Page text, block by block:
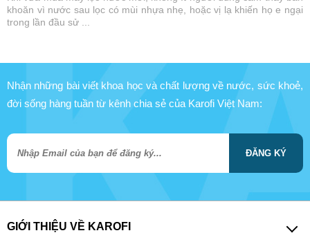
khoăn vì nước sau lọc có mùi nhựa nhẹ, hoặc vị lạ khiến họ e ngại
trong lần đầu sử ...
Nhận những bài viết khoa học và chất lượng về nước, sức khoẻ,
đời sống hàng tuần từ kênh chia sẻ của Karofi Việt Nam:
ĐĂNG KÝ
GIỚI THIỆU VỀ KAROFI